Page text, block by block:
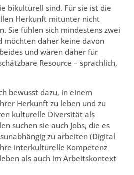
bikulturell sind. Für sie ist die
Herkunft mitunter nicht
Sie fühlen sich mindestens zwei
möchten daher keine davon
und wären daher für
Resource – sprachlich,
bewusst dazu, in einem
Herkunft zu leben und zu
kulturelle Diversität als
suchen sie auch Jobs, die es
zu arbeiten (Digital
interkulturelle Kompetenz
als auch im Arbeitskontext